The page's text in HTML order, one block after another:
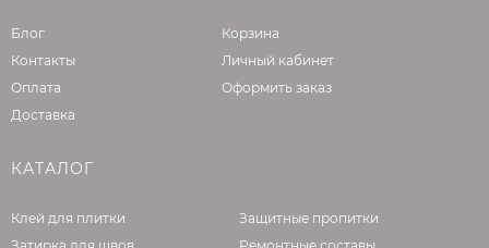
Блог
Контакты
Оплата
Доставка
Корзина
Личный кабинет
Оформить заказ
КАТАЛОГ
Клей для плитки
Защитные пропитки